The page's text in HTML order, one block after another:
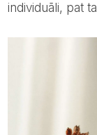
individuāli, pat